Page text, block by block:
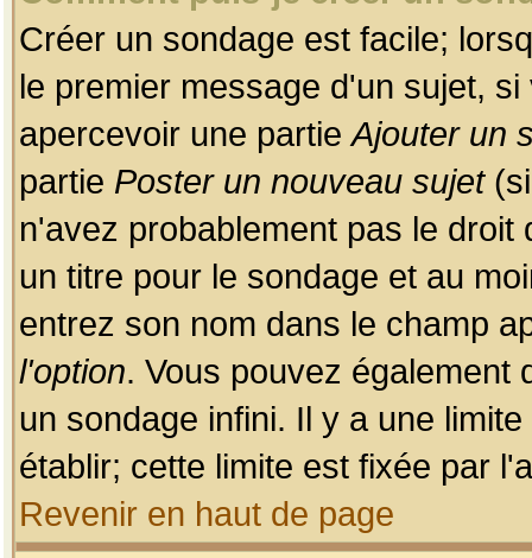
Créer un sondage est facile;
le premier message d'un sujet,
apercevoir une partieAjouter un
partie Poster un nouveau sujet(si
n'avez probablement pas le
un titre pour le sondage et au
entrez son nom dans le champ
l'option. Vous pouvez également
un sondage infini. Il y a une
établir; cette limite est fixée par
Revenir en haut de page